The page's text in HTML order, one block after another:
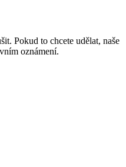
Pokud to chcete udělat, naše
oznámení.